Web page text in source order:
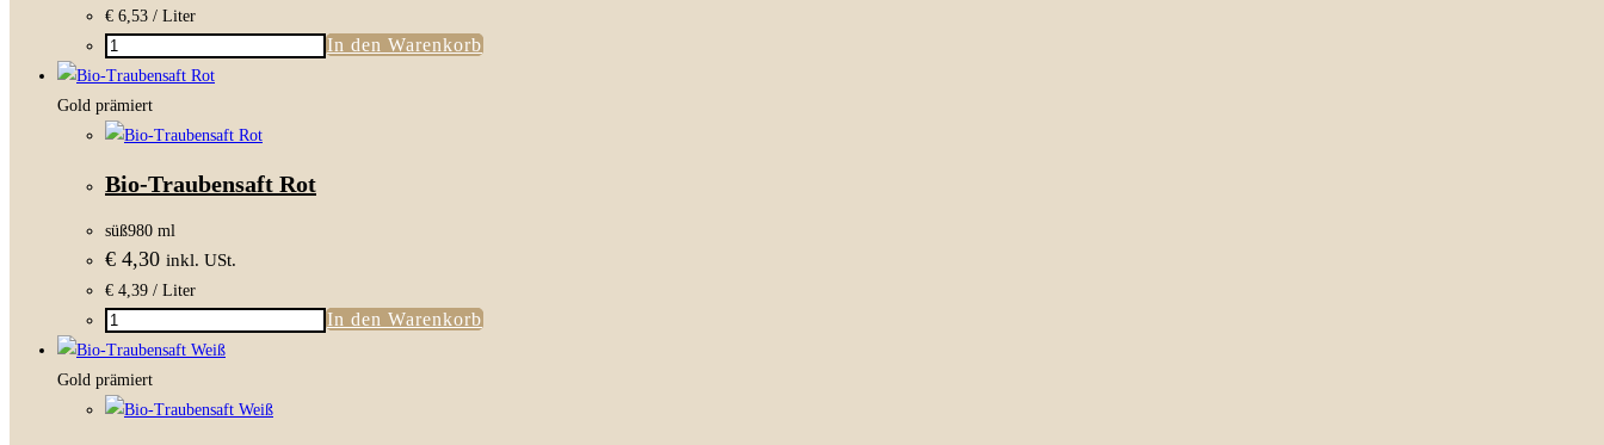
€ 6,53 / Liter
Bio-
Erdbeernektar
Menge
In den Warenkorb
Gold prämiert
Bio-Traubensaft Rot
süß980 ml
€ 4,30 inkl. USt.
€ 4,39 / Liter
Bio-
Traubensaft
Rot
Menge
In den Warenkorb
Gold prämiert